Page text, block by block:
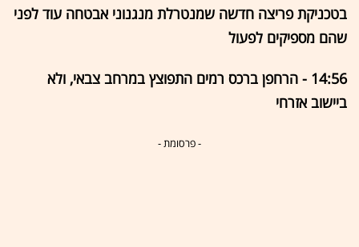
בטכניקת פריצה חדשה שמנטרלת מנגנוני אבטחה עוד לפני
שהם מספיקים לפעול
14:56 - הרחפן ברכס רמים התפוצץ במרחב צבאי, ולא
ביישוב אזרחי
- פרסומת -